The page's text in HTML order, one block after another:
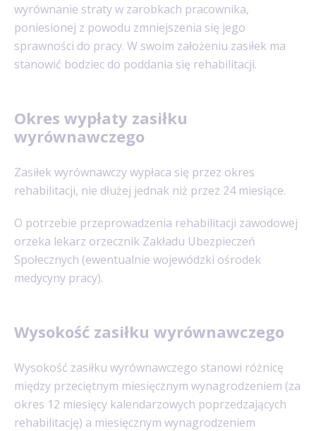
wyrównanie straty w zarobkach pracownika,
poniesionej z powodu zmniejszenia się jego
sprawności do pracy. W swoim założeniu zasiłek ma
stanowić bodziec do poddania się rehabilitacji.
Okres wypłaty zasiłku
wyrównawczego
Zasiłek wyrównawczy wypłaca się przez okres
rehabilitacji, nie dłużej jednak niż przez 24 miesiące.
O potrzebie przeprowadzenia rehabilitacji zawodowej
orzeka lekarz orzecznik Zakładu Ubezpieczeń
Społecznych (ewentualnie wojewódzki ośrodek
medycyny pracy).
Wysokość zasiłku wyrównawczego
Wysokość zasiłku wyrównawczego stanowi różnicę
między przeciętnym miesięcznym wynagrodzeniem (za
okres 12 miesięcy kalendarzowych poprzedzających
rehabilitację) a miesięcznym wynagrodzeniem